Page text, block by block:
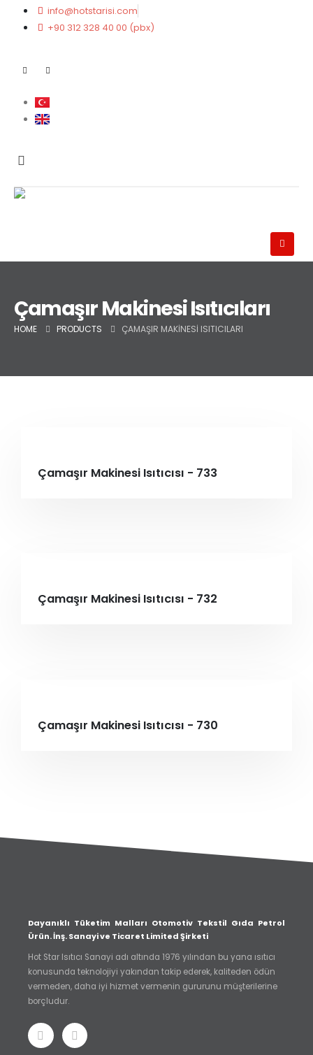
info@hotstarisi.com
+90 312 328 40 00 (pbx)
Çamaşır Makinesi Isıtıcıları
HOME PRODUCTS ÇAMAŞIR MAKINESI ISITICILARI
Çamaşır Makinesi Isıtıcısı - 733
Çamaşır Makinesi Isıtıcısı - 732
Çamaşır Makinesi Isıtıcısı - 730
Dayanıklı Tüketim Malları Otomotiv Tekstil Gıda Petrol
Ürün. İnş. Sanayi ve Ticaret Limited Şirketi
Hot Star Isıtıcı Sanayi adı altında 1976 yılından bu yana ısıtıcı
konusunda teknolojiyi yakından takip ederek, kaliteden ödün
vermeden, daha iyi hizmet vermenin gururunu müşterilerine
borçludur.